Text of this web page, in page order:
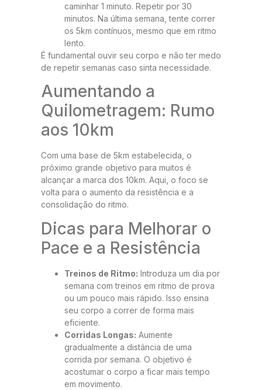
caminhar 1 minuto. Repetir por 30
minutos. Na última semana, tente correr
os 5km contínuos, mesmo que em ritmo
lento.
É fundamental ouvir seu corpo e não ter medo
de repetir semanas caso sinta necessidade.
Aumentando a
Quilometragem: Rumo
aos 10km
Com uma base de 5km estabelecida, o
próximo grande objetivo para muitos é
alcançar a marca dos 10km. Aqui, o foco se
volta para o aumento da resistência e a
consolidação do ritmo.
Dicas para Melhorar o
Pace e a Resistência
Treinos de Ritmo: Introduza um dia por
semana com treinos em ritmo de prova
ou um pouco mais rápido. Isso ensina
seu corpo a correr de forma mais
eficiente.
Corridas Longas: Aumente
gradualmente a distância de uma
corrida por semana. O objetivo é
acostumar o corpo a ficar mais tempo
em movimento.